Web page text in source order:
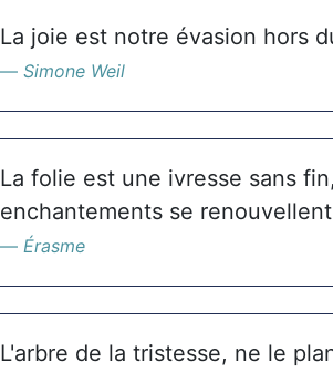
La joie est notre évasion hors
Simone Weil
La folie est une ivresse sans
enchantements se
Érasme
L'arbre de la tristesse, ne le